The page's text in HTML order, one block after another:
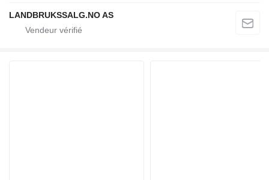
LANDBRUKSSALG.NO AS